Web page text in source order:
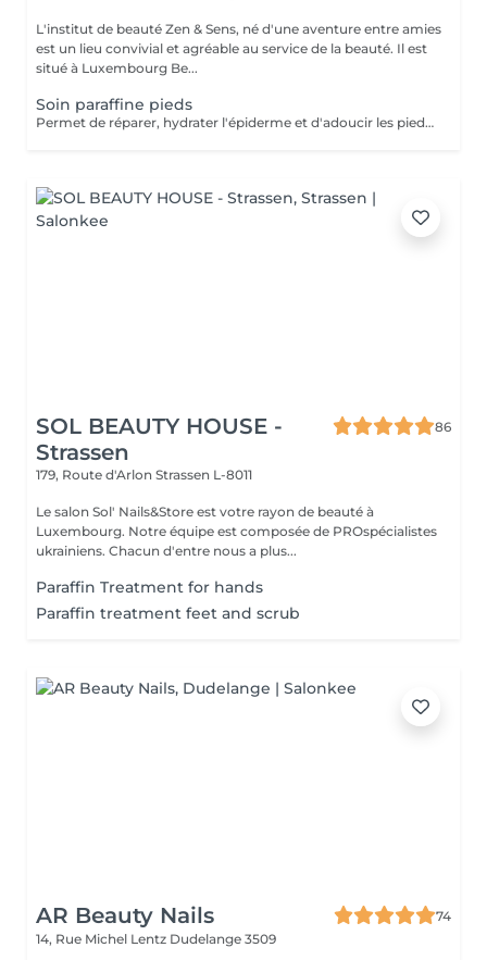
L'institut de beauté Zen & Sens, né d'une aventure entre amies
est un lieu convivial et agréable au service de la beauté. Il est
situé à Luxembourg Be...
Soin paraffine pieds
Permet de réparer, hydrater l'épiderme et d'adoucir les pieds abimés ou désséchés. Parfait lors d'une pédicure.
SOL BEAUTY HOUSE -
Strassen
86
179, Route d'Arlon Strassen L-8011
Le salon Sol' Nails&Store est votre rayon de beauté à
Luxembourg. Notre équipe est composée de PROspécialistes
ukrainiens. Chacun d'entre nous a plus...
Paraffin Treatment for hands
Paraffin treatment feet and scrub
AR Beauty Nails
74
14, Rue Michel Lentz Dudelange 3509